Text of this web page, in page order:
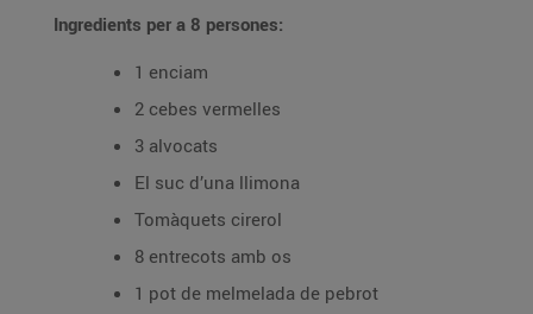
Ingredients per a 8 persones:
1 enciam
2 cebes vermelles
3 alvocats
El suc d’una llimona
Tomàquets cirerol
8 entrecots amb os
1 pot de melmelada de pebrot